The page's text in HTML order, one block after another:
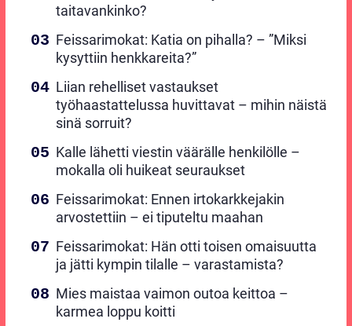
taitavankinko?
Feissarimokat: Katia on pihalla? – ”Miksi
kysyttiin henkkareita?”
Liian rehelliset vastaukset
työhaastattelussa huvittavat – mihin näistä
sinä sorruit?
Kalle lähetti viestin väärälle henkilölle –
mokalla oli huikeat seuraukset
Feissarimokat: Ennen irtokarkkejakin
arvostettiin – ei tiputeltu maahan
Feissarimokat: Hän otti toisen omaisuutta
ja jätti kympin tilalle – varastamista?
Mies maistaa vaimon outoa keittoa –
karmea loppu koitti